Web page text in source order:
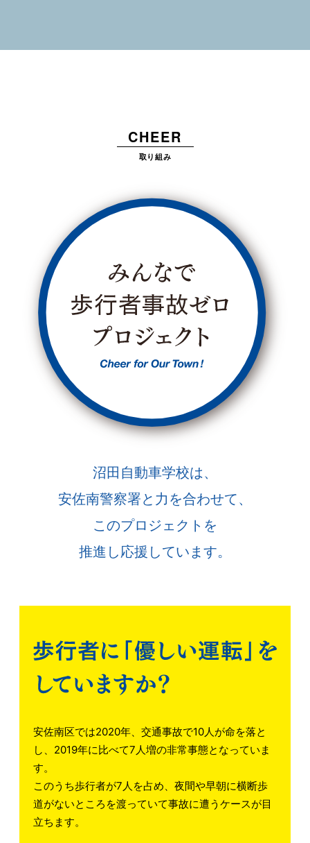
CHEER
取り組み
沼田自動車学校は、
安佐南警察署と力を合わせて、
このプロジェクトを
推進し応援しています。
安佐南区では2020年、交通事故で10人が命を落と
し、2019年に比べて7人増の非常事態となっていま
す。
このうち歩行者が7人を占め、夜間や早朝に横断歩
道がないところを渡っていて事故に遭うケースが目
立ちます。